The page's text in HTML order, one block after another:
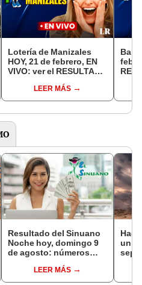
Lotería de Manizales
HOY, 21 de febrero, EN
VIVO: ver el RESULTADO
LEER MÁS
Resultado del Sinuano
Noche hoy, domingo 9
de agosto: números
de Colombia
LEER MÁS
un